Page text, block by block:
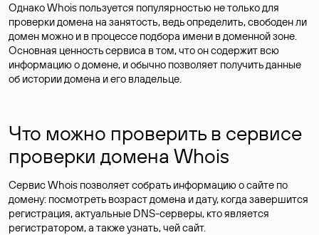
Однако Whois пользуется популярностью не только для
проверки домена на занятость, ведь определить, свободен ли
домен можно и в процессе подбора имени в доменной зоне.
Основная ценность сервиса в том, что он содержит всю
информацию о домене, и обычно позволяет получить данные
об истории домена и его владельце.
Что можно проверить в сервисе
проверки домена Whois
Сервис Whois позволяет собрать информацию о сайте по
домену: посмотреть возраст домена и дату, когда завершится
регистрация, актуальные DNS-серверы, кто является
регистратором, а также узнать, чей сайт.